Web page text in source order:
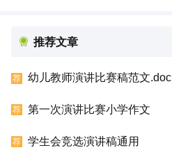
推荐文章
荐 幼儿教师演讲比赛稿范文.doc
荐 第一次演讲比赛小学作文
荐 学生会竞选演讲稿通用